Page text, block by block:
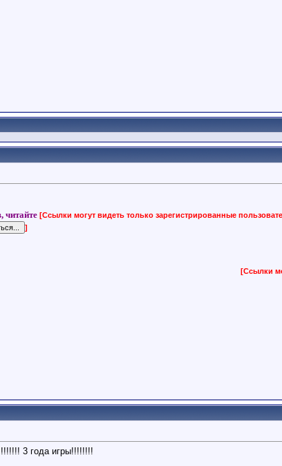
читайте [Ссылки могут видеть только зарегистрированные
]
[Ссылки
3 года игры!!!!!!!!